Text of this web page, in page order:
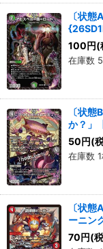
〔状
100 円(
在庫数
〔状
か？」
50 円(
在庫数
〔状
ーニン
70 円(